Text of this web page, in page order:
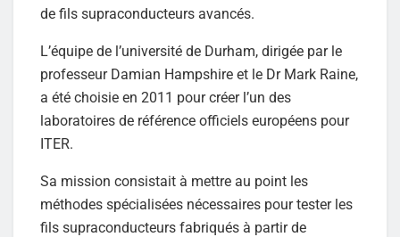
de fils supraconducteurs avancés.
L’équipe de l’université de Durham, dirigée par le
professeur Damian Hampshire et le Dr Mark Raine,
a été choisie en 2011 pour créer l’un des
laboratoires de référence officiels européens pour
ITER.
Sa mission consistait à mettre au point les
méthodes spécialisées nécessaires pour tester les
fils supraconducteurs fabriqués à partir de